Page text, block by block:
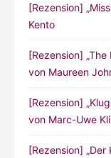
[Rezension]
Kento
[Rezension]
von Maureen
[Rezension]
von Marc-Uwe
[Rezension]